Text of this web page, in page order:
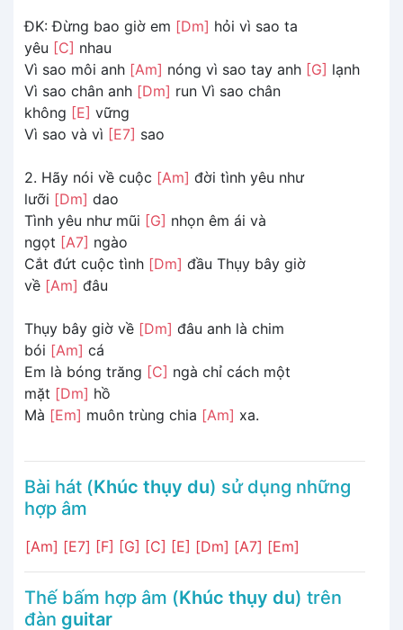
ĐK: Đừng bao giờ em [Dm] hỏi vì sao ta
yêu [C] nhau
Vì sao môi anh [Am] nóng vì sao tay anh [G] lạnh
Vì sao chân anh [Dm] run Vì sao chân
không [E] vững
Vì sao và vì [E7] sao
2. Hãy nói về cuộc [Am] đời tình yêu như
lưỡi [Dm] dao
Tình yêu như mũi [G] nhọn êm ái và
ngọt [A7] ngào
Cắt đứt cuộc tình [Dm] đầu Thụy bây giờ
về [Am] đâu
Thụy bây giờ về [Dm] đâu anh là chim
bói [Am] cá
Em là bóng trăng [C] ngà chỉ cách một
mặt [Dm] hồ
Mà [Em] muôn trùng chia [Am] xa.
Bài hát (Khúc thụy du) sử dụng những
hợp âm
[Am] [E7] [F] [G] [C] [E] [Dm] [A7] [Em]
Thế bấm hợp âm (Khúc thụy du) trên
đàn guitar